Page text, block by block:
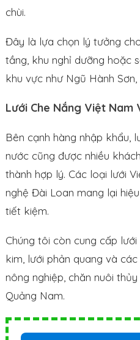
chùi.
Đây là lựa chọn lý tưởng
tầng, khu nghỉ dưỡng hoặc
khu vực như Ngũ Hành Sơn,
Lưới Che Nắng Việt Nam
Bên cạnh hàng nhập khẩu,
nước cũng được nhiều
thành hợp lý. Các loại lưới
nghệ Đài Loan mang lại
tiết kiệm.
Chúng tôi còn cung cấp
kim, lưới phản quang và
nông nghiệp, chăn nuôi
Quảng Nam.